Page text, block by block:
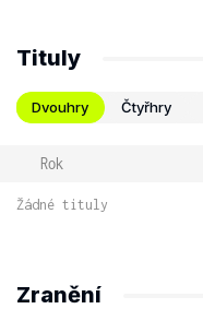
Tituly
Dvouhry Čtyřhry
Rok
Žádné tituly
Zranění